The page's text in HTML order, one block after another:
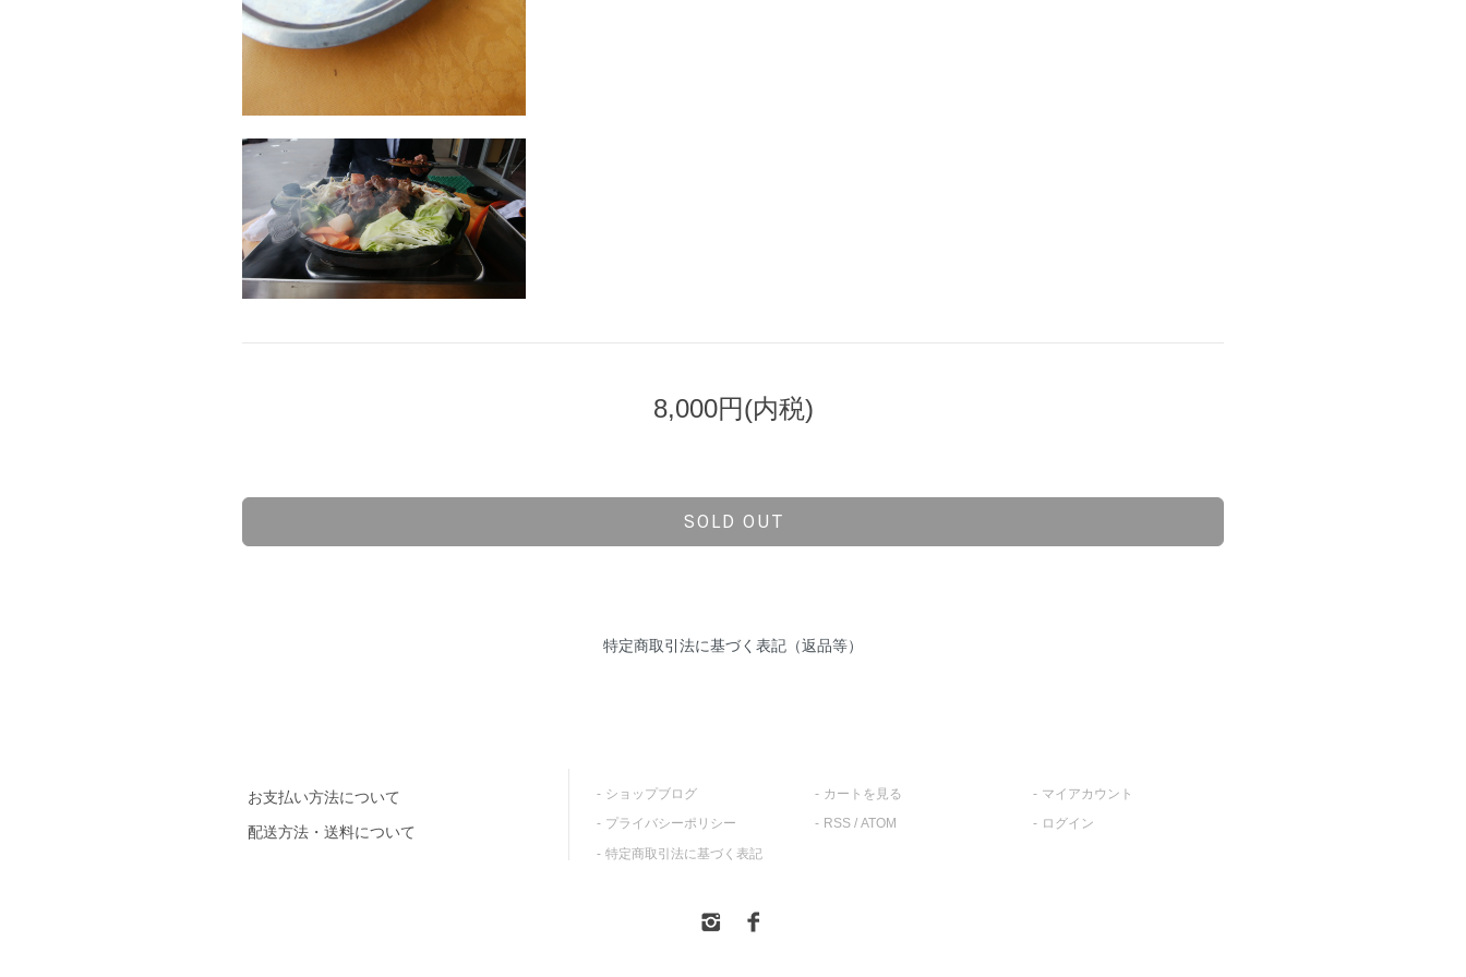
8,000円(内税)
SOLD OUT
特定商取引法に基づく表記（返品等）
お支払い方法について
配送方法・送料について
ショップブログ
プライバシーポリシー
特定商取引法に基づく表記
カートを見る
RSS/ ATOM
マイアカウント
ログイン